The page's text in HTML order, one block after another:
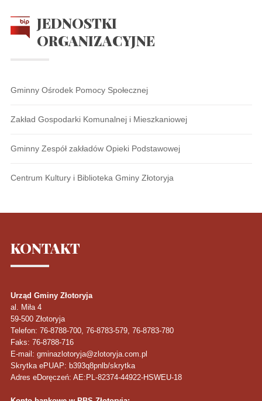
JEDNOSTKI
ORGANIZACYJNE
Gminny Ośrodek Pomocy Społecznej
Zakład Gospodarki Komunalnej i Mieszkaniowej
Gminny Zespół zakładów Opieki Podstawowej
Centrum Kultury i Biblioteka Gminy Złotoryja
KONTAKT
Urząd Gminy Złotoryja
al. Miła 4
59-500 Złotoryja
Telefon: 76-8788-700, 76-8783-579, 76-8783-780
Faks: 76-8788-716
E-mail: gminazlotoryja@zlotoryja.com.pl
Skrytka ePUAP: b393q8pnlb/skrytka
Adres eDoręczeń: AE:PL-82374-44922-HSWEU-18